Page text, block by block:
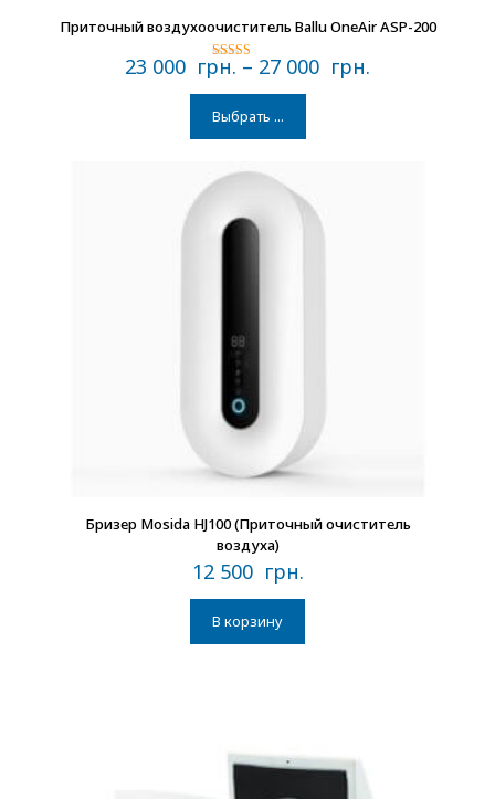
Приточный воздухоочиститель Ballu OneAir ASP-200
Оценка
из 5
23 000 грн. – 27 000 грн.
Выбрать ...
В наличии
Бризер Mosida HJ100 (Приточный очиститель
воздуха)
12 500 грн.
В корзину